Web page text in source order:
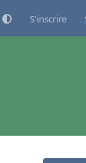
S'inscrire